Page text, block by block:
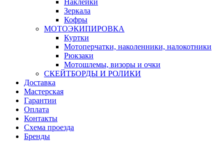
Наклейки
Зеркала
Кофры
МОТОЭКИПИРОВКА
Куртки
Мотоперчатки, наколенники, налокотники
Рюкзаки
Мотошлемы, визоры и очки
СКЕЙТБОРДЫ И РОЛИКИ
Доставка
Мастерская
Гарантии
Оплата
Контакты
Схема проезда
Бренды